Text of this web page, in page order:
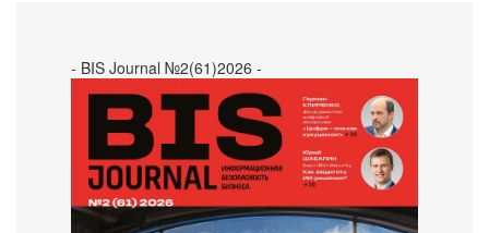
- BIS Journal №2(61)2026 -